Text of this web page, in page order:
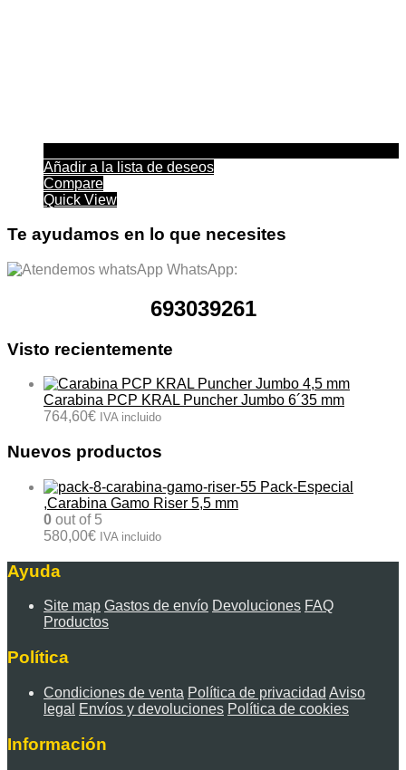
Añadir a la lista de deseos
Compare
Quick View
Te ayudamos en lo que necesites
WhatsApp:
693039261
Visto recientemente
Carabina PCP KRAL Puncher Jumbo 6´35 mm
764,60€ IVA incluido
Nuevos productos
Pack-Especial
,Carabina Gamo Riser 5,5 mm
0 out of 5
580,00€ IVA incluido
Ayuda
Site map Gastos de envío Devoluciones FAQ
Productos
Política
Condiciones de venta Política de privacidad Aviso
legal
Envíos y devoluciones Política de cookies
Información